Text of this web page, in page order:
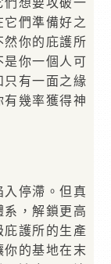
們準備好之
你的庇護所
你一個人可
有一面之緣
幾率獲得神
停滯。但真
，解鎖更高
護所的生產
的基地在末